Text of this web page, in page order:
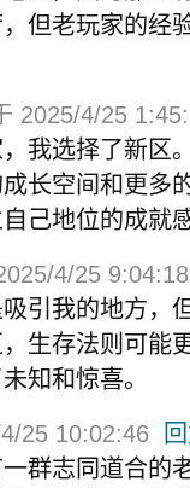
但老玩家的经
2025/4/25
我选择了新区
长空间和更多
己地位的成就
4/25
引我的地方，
生存法则可能
知和惊喜。
25 10:02:46
群志同道合的